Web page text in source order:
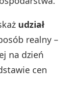
udział
realny –
na dzień
cen